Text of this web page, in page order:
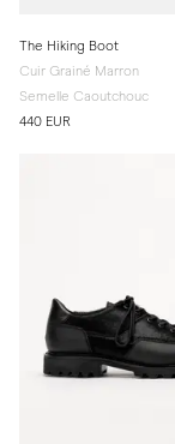
The Hiking Boot
Cuir Grainé Marron
Semelle Caoutchouc
440 EUR